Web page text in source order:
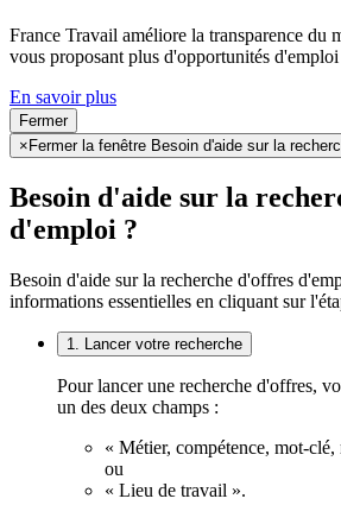
France Travail améliore la transparence du
vous proposant plus d'opportunités d'emploi
En savoir plus
Fermer
× Fermer la fenêtre Besoin d'aide sur la
Besoin d'aide sur la
d'emploi ?
Besoin d'aide sur la recherche d'offres
informations essentielles en cliquant sur
1. Lancer votre recherche
Pour lancer une recherche d'offres,
un des deux champs :
« Métier, compétence, mot-clé,
ou
« Lieu de travail ».